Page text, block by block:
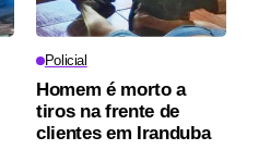
Policial
Homem é morto a
tiros na frente de
clientes em Iranduba